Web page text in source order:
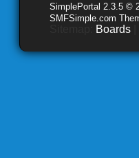
SimplePortal 2.3.5 ©
SMFSimple.com
Boards